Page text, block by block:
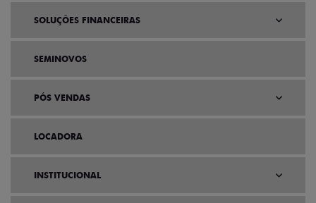
SOLUÇÕES FINANCEIRAS
SEMINOVOS
PÓS VENDAS
LOCADORA
INSTITUCIONAL